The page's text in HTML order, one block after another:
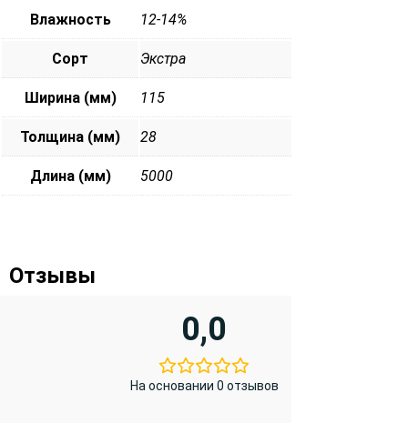
Влажность 12-14%
Сорт Экстра
Ширина (мм) 115
Толщина (мм) 28
Длина (мм) 5000
Отзывы
0,0
На основании 0 отзывов